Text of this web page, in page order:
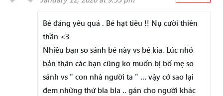
Bé đáng yêu quá . Bé hạt tiêu !! Nụ cười thiên
thần <3
Nhiều bạn so sánh bé này vs bé kia. Lúc nhỏ
bản thân các bạn cũng ko muốn bị bố mẹ so
sánh vs " con nhà người ta " … vậy cớ sao lại
đem những thứ bla bla .. gán cho người khác